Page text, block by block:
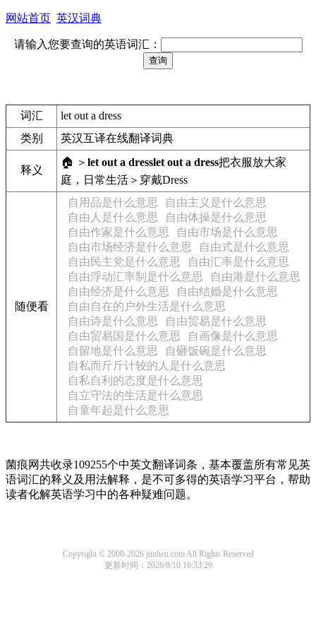
网站首页 英汉词典
请输入您要查询的英语词汇：
词汇
let out a dress
类别
英汉互译在线翻译词典
释义
🏠 ＞ let out a dresslet out a dress把衣服放大家
庭，日常生活＞穿戴Dress
随便看
自用品是什么意思
自由主义是什么意思
自由人是什么意思
自由体操是什么意思
自由作家是什么意思
自由市场是什么意思
自由市场经济是什么意思
自由式是什么意思
自由民主党是什么意思
自由汇率是什么意思
自由浮动汇率制是什么意思
自由港是什么意思
自由经济是什么意思
自由结婚是什么意思
自由自在的户外生活是什么意思
自由诗是什么意思
自由贸易是什么意思
自由贸易国是什么意思
自画像是什么意思
自留地是什么意思
自砸饭碗是什么意思
自私而斤斤计较的人是什么意思
自私自利的态度是什么意思
自立守法的生活是什么意思
自童年起是什么意思
菌痕网共收录109255个中英文翻译词条，基本覆盖所有常见英
语词汇的释义及用法解释，是不可多得的英语学习平台，帮助
读者化解英语学习中的各种疑难问题。
Copyright © 2000-2026 junhen.com All Rights Reserved
更新时间：2026/8/10 16:33:29